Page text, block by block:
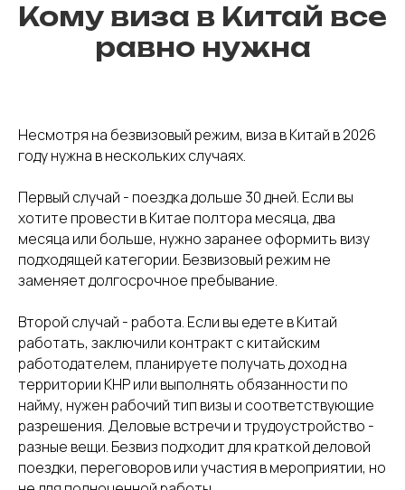
Кому виза в Китай все
равно нужна
Несмотря на безвизовый режим, виза в Китай в 2026
году нужна в нескольких случаях.
Первый случай - поездка дольше 30 дней. Если вы
хотите провести в Китае полтора месяца, два
месяца или больше, нужно заранее оформить визу
подходящей категории. Безвизовый режим не
заменяет долгосрочное пребывание.
Второй случай - работа. Если вы едете в Китай
работать, заключили контракт с китайским
работодателем, планируете получать доход на
территории КНР или выполнять обязанности по
найму, нужен рабочий тип визы и соответствующие
разрешения. Деловые встречи и трудоустройство -
разные вещи. Безвиз подходит для краткой деловой
поездки, переговоров или участия в мероприятии, но